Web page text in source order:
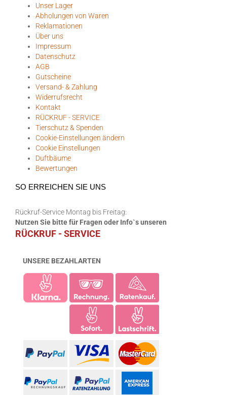
Unser Lager
Abholungen von Waren
Reklamationen
Über uns
Impressum
Datenschutz
AGB
Gutscheine
Versand- & Zahlung
Widerrufsrecht
Kontakt
RÜCKRUF - SERVICE
Tierschutz & Spenden
Cookie-Einstellungen ändern
Cookie Einstellungen
Duftbäume
Bewertungen
SO ERREICHEN SIE UNS
Rückruf-Service Montag bis Freitag:
Nutzen Sie bitte für Fragen oder Info`s unseren
RÜCKRUF - SERVICE
UNSERE BEZAHLARTEN